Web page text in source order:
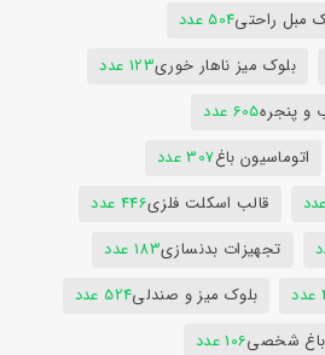
مبل راحتی504 عدد
بلوک میز ناهار خوری123 عدد
و پنجره605 عدد
اتوماسیون باغ307 عدد
قالب اسکلت فلزی446 عدد
تجهیزات بدنسازی183 عدد
بلوک میز و صندلی524 عدد
باغ شخصی106 عدد